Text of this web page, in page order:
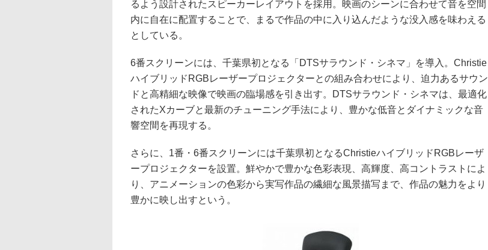
るよう設計されたスピーカーレイアウトを採用。映画のシーンに合わせて音を空間
内に自在に配置することで、まるで作品の中に入り込んだような没入感を味わえる
としている。
6番スクリーンには、千葉県初となる「DTSサラウンド・シネマ」を導入。Christie
ハイブリッドRGBレーザープロジェクターとの組み合わせにより、迫力あるサウン
ドと高精細な映像で映画の臨場感を引き出す。DTSサラウンド・シネマは、最適化
されたXカーブと最新のチューニング手法により、豊かな低音とダイナミックな音
響空間を再現する。
さらに、1番・6番スクリーンには千葉県初となるChristieハイブリッドRGBレーザ
ープロジェクターを設置。鮮やかで豊かな色彩表現、高輝度、高コントラストによ
り、アニメーションの色彩から実写作品の繊細な風景描写まで、作品の魅力をより
豊かに映し出すという。